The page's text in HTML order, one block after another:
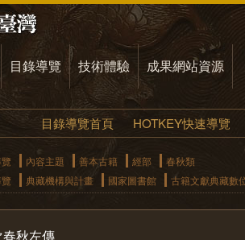
目錄導覽 技術體驗 成果網站資源
目錄導覽首頁 HOTKEY快速導覽
內容主題 善本古籍 經部
春秋類
典藏機構與計畫 國家圖書館 古籍文獻典藏數
秋左傳